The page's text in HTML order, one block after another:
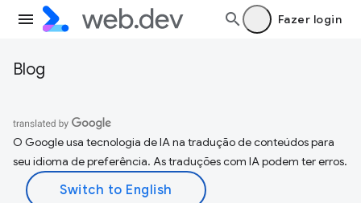
Fazer login
Blog
O Google usa tecnologia de IA na tradução de conteúdos para
seu idioma de preferência. As traduções com IA podem ter erros.